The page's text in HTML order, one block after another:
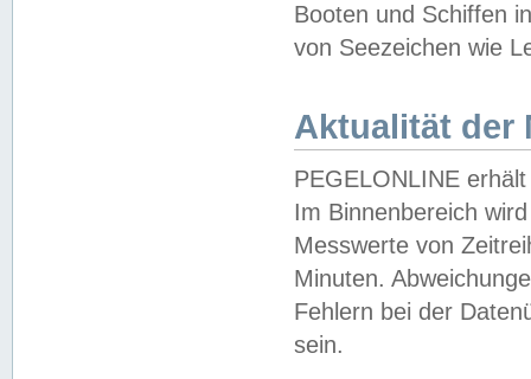
Booten und Schiffen
von Seezeichen wie
Aktualität der
PEGELONLINE
Im Binnenbereich
Messwerte von
Minuten.
Fehlern bei der
sein.